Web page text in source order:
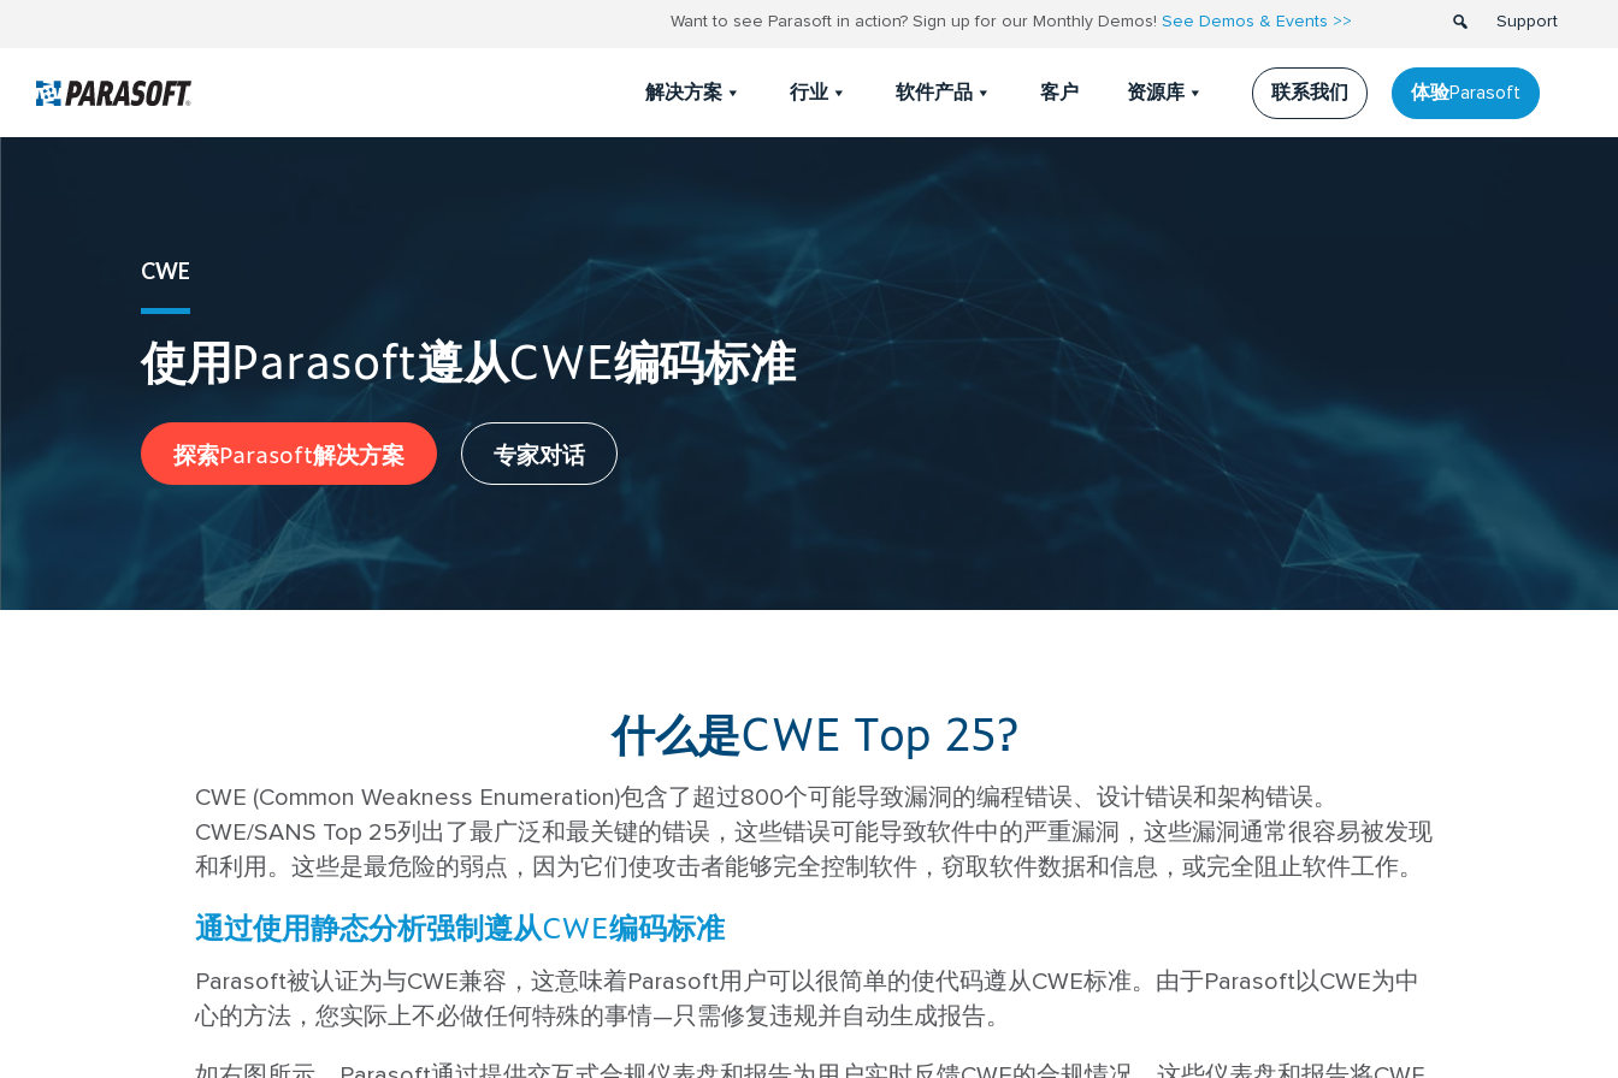
Want to see Parasoft in action? Sign up for our Monthly Demos! See Demos & Events >> Support
解决方案 行业 软件产品 客户 资源库 联系我们 体验Parasoft
CWE
使用Parasoft遵从CWE编码标准
探索Parasoft解决方案 专家对话
什么是CWE Top 25?
CWE (Common Weakness Enumeration)包含了超过800个可能导致漏洞的编程错误、设计错误和架构错误。
CWE/SANS Top 25列出了最广泛和最关键的错误，这些错误可能导致软件中的严重漏洞，这些漏洞通常很容易被发现
和利用。这些是最危险的弱点，因为它们使攻击者能够完全控制软件，窃取软件数据和信息，或完全阻止软件工作。
通过使用静态分析强制遵从CWE编码标准
Parasoft被认证为与CWE兼容，这意味着Parasoft用户可以很简单的使代码遵从CWE标准。由于Parasoft以CWE为中
心的方法，您实际上不必做任何特殊的事情—只需修复违规并自动生成报告。